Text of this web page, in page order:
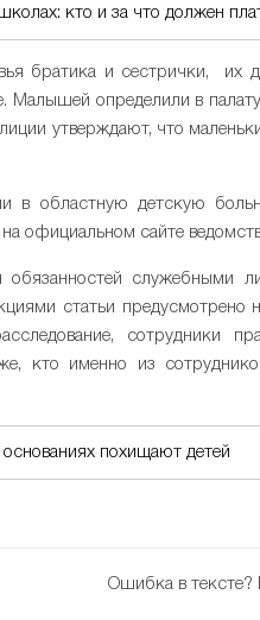
кто и за что должен
братика и сестрички, их
Малышей определили в
утверждают, что
в областную детскую
официальном сайте
обязанностей служебными
статьи
сотрудники
кто именно из
похищают детей
Ошибка в тексте?